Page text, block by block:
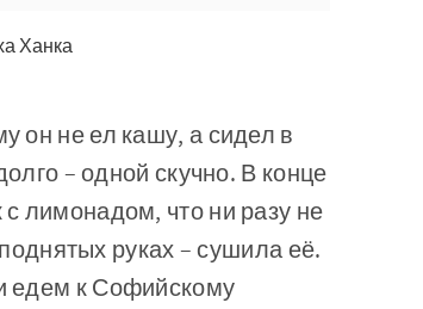
Ханка
он не ел кашу, а сидел в
– одной скучно. В конце
лимонадом, что ни разу не
руках – сушила её.
едем к Софийскому